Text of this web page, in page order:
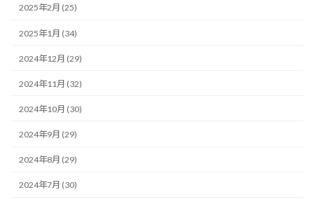
2025年2月 (25)
2025年1月 (34)
2024年12月 (29)
2024年11月 (32)
2024年10月 (30)
2024年9月 (29)
2024年8月 (29)
2024年7月 (30)